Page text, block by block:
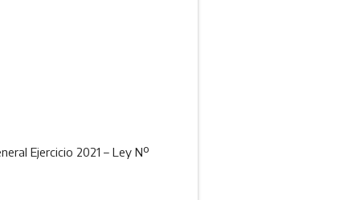
Ejercicio 2021 – Ley Nº